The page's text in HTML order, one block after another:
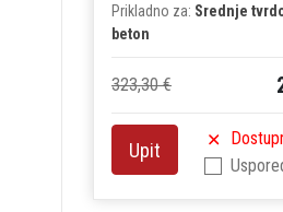
Prikladno za: Srednje
beton
323,30 €
Upit